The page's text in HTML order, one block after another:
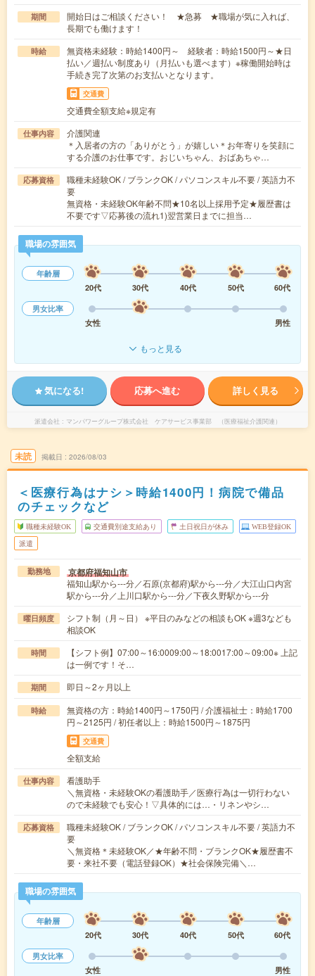
期間
開始日はご相談ください！ ★急募 ★職場が気に入れば、
長期でも働けます！
時給
無資格未経験：時給1400円～ 経験者：時給1500円～★日
払い／週払い制度あり（月払いも選べます）※稼働開始時は
手続き完了次第のお支払いとなります。
交通費
交通費全額支給※規定有
仕事内容
介護関連
＊入居者の方の「ありがとう」が嬉しい＊お年寄りを笑顔に
する介護のお仕事です。おじいちゃん、おばあちゃ…
応募資格
職種未経験OK / ブランクOK / パソコンスキル不要 / 英語力不
要
無資格・未経験OK年齢不問★10名以上採用予定★履歴書は
不要です▽応募後の流れ1)翌営業日までに担当…
職場の雰囲気
年齢層
20代
30代 40代 50代
60代
男女比率
女性
男性
もっと見る
気になる! 応募へ進む 詳しく見る
派遣会社 マンパワーグループ株式会社 ケアサービス事業部 （医療福祉介護関連）
未読 掲載日 2026/08/03
＜医療行為はナシ＞時給1400円！病院で備品
のチェックなど
職種未経験OK 交通費別途支給あり 土日祝日が休み WEB登録OK
派遣
勤務地 京都府福知山市
福知山駅から---分／石原(京都府)駅から---分／大江山口内宮
駅から---分／上川口駅から---分／下夜久野駅から---分
曜日頻度
シフト制（月～日） ※平日のみなどの相談もOK ※週3なども
相談OK
時間
【シフト例】07:00～16:0009:00～18:0017:00～09:00※ 上記
は一例です！そ…
期間 即日～2ヶ月以上
時給
無資格の方：時給1400円～1750円 / 介護福祉士：時給1700
円～2125円 / 初任者以上：時給1500円～1875円
交通費
全額支給
仕事内容
看護助手
＼無資格・未経験OKの看護助手／医療行為は一切行わない
ので未経験でも安心！▽具体的には…・リネンやシ…
応募資格
職種未経験OK / ブランクOK / パソコンスキル不要 / 英語力不
要
＼無資格＊未経験OK／★年齢不問・ブランクOK★履歴書不
要・来社不要（電話登録OK）★社会保険完備＼…
職場の雰囲気
年齢層
20代
30代 40代 50代
60代
男女比率
女性
男性